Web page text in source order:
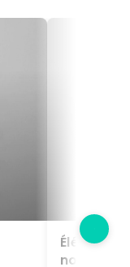
Élément
noir/noir